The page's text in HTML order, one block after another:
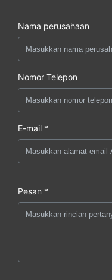
Nama perusahaan
Nomor Telepon
E-mail *
Pesan *